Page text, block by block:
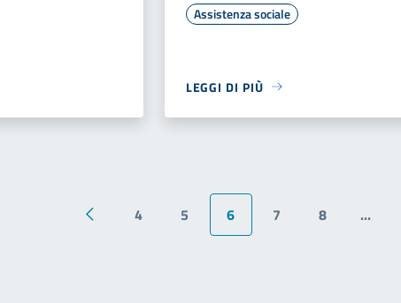
Assistenza sociale
LEGGI DI PIÙ
Pagina precedente
4 5 6 7 8 ...